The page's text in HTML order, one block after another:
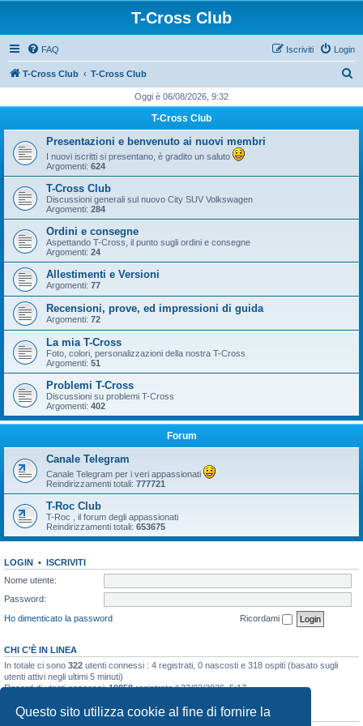
Questo sito utilizza cookie al fine di fornire la
T-Cross Club
FAQ Login
Iscriviti
T-Cross Club T-Cross Club
c
Oggi è 06/08/2026, 9:32
T-Cross Club
Presentazioni e benvenuto ai nuovi membri
I nuovi iscritti si presentano, è gradito un saluto
Argomenti: 624
T-Cross Club
Discussioni generali sul nuovo City SUV Volkswagen
Argomenti: 284
Ordini e consegne
Aspettando T-Cross, il punto sugli ordini e consegne
Argomenti: 24
Allestimenti e Versioni
Argomenti: 77
Recensioni, prove, ed impressioni di guida
Argomenti: 72
La mia T-Cross
Foto, colori, personalizzazioni della nostra T-Cross
Argomenti: 51
Problemi T-Cross
Discussioni su problemi T-Cross
Argomenti: 402
Forum
Canale Telegram
Canale Telegram per i veri appassionati
Reindirizzamenti totali: 777721
T-Roc Club
T-Roc , il forum degli appassionati
Reindirizzamenti totali: 653675
LOGIN • ISCRIVITI
Nome utente:
Password:
Ho dimenticato la password
Ricordami
CHI C’È IN LINEA
In totale ci sono 322 utenti connessi : 4 registrati, 0 nascosti e 318 ospiti (basato sugli
utenti attivi negli ultimi 5 minuti)
Record di utenti connessi:10858registrato il 23/03/2026, 5:17
STATISTICHE